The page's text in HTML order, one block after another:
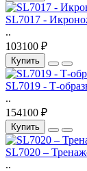
SL7017 -
..
103100 ₽
Купить
SL7019 - Т-
..
154100 ₽
Купить
SL7020 –
..